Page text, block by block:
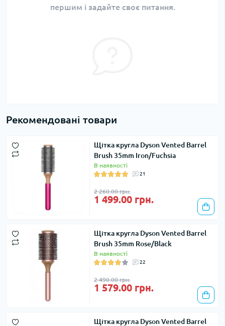
першим і задайте своє питання.
Рекомендовані товари
Щітка кругла Dyson Vented Barrel
Brush 35mm Iron/Fuchsia
В наявності
21
2 260.00 грн.
1 499.00 грн.
Щітка кругла Dyson Vented Barrel
Brush 35mm Rose/Black
В наявності
22
2 490.00 грн.
1 579.00 грн.
Щітка кругла Dyson Vented Barrel